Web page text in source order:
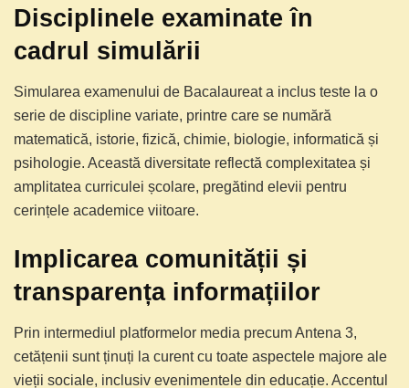
Disciplinele examinate în
cadrul simulării
Simularea examenului de Bacalaureat a inclus teste la o
serie de discipline variate, printre care se numără
matematică, istorie, fizică, chimie, biologie, informatică și
psihologie. Această diversitate reflectă complexitatea și
amplitatea curriculei școlare, pregătind elevii pentru
cerințele academice viitoare.
Implicarea comunității și
transparența informațiilor
Prin intermediul platformelor media precum Antena 3,
cetățenii sunt ținuți la curent cu toate aspectele majore ale
vieții sociale, inclusiv evenimentele din educație. Accentul